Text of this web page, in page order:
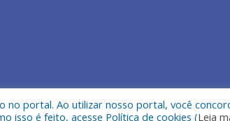
São João do Araguaia.
no portal. Ao utilizar nosso portal, você
isso é feito, acesse Política de cookies (Leia